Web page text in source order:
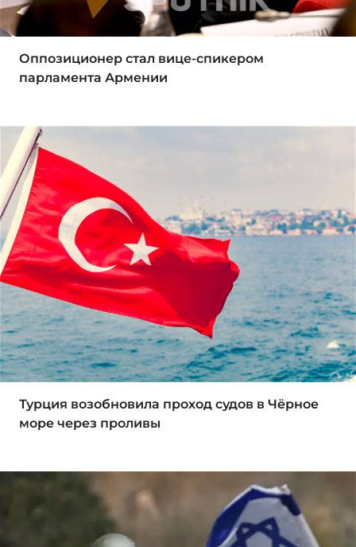
Оппозиционер стал вице-спикером
парламента Армении
Турция возобновила проход судов в Чёрное
море через проливы